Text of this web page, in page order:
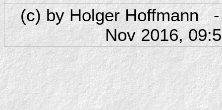
(c) by Holger Hoffmann
Nov 2016,